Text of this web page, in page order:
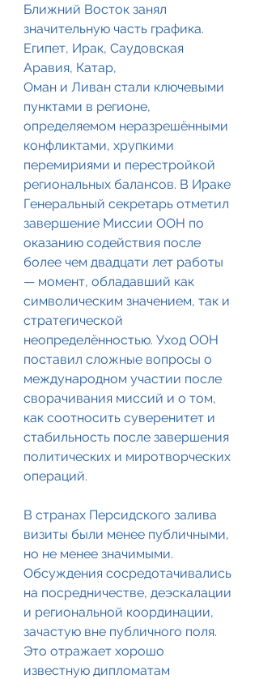
Ближний Восток занял
значительную часть графика.
Египет, Ирак, Саудовская
Аравия, Катар,
Оман и Ливан стали ключевыми
пунктами в регионе,
определяемом неразрешёнными
конфликтами, хрупкими
перемириями и перестройкой
региональных балансов. В Ираке
Генеральный секретарь отметил
завершение Миссии ООН по
оказанию содействия после
более чем двадцати лет работы
— момент, обладавший как
символическим значением, так и
стратегической
неопределённостью. Уход ООН
поставил сложные вопросы о
международном участии после
сворачивания миссий и о том,
как соотносить суверенитет и
стабильность после завершения
политических и миротворческих
операций.
В странах Персидского залива
визиты были менее публичными,
но не менее значимыми.
Обсуждения сосредотачивались
на посредничестве, деэскалации
и региональной координации,
зачастую вне публичного поля.
Это отражает хорошо
известную дипломатам